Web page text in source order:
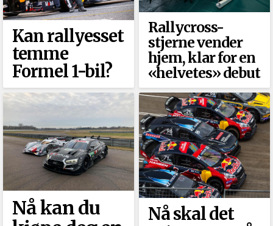
Kan rallyesset
temme
Formel 1-bil?
Rallycross-
stjerne vender
hjem, klar for en
«helvetes» debut
Nå kan du
Nå skal det